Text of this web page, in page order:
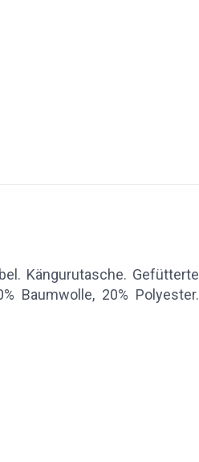
Kängurutasche. Gefütterte
Baumwolle, 20% Polyester.